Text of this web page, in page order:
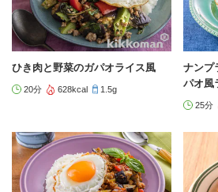
ひき肉と野菜のガパオライス風
20分 628kcal 1.5g
ナンプ
パオ風
25分